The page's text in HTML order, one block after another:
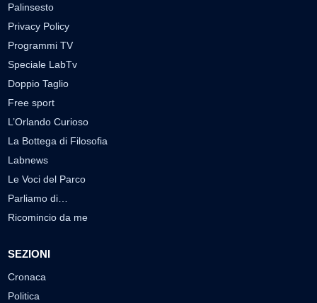
Palinsesto
Privacy Policy
Programmi TV
Speciale LabTv
Doppio Taglio
Free sport
L’Orlando Curioso
La Bottega di Filosofia
Labnews
Le Voci del Parco
Parliamo di…
Ricomincio da me
SEZIONI
Cronaca
Politica